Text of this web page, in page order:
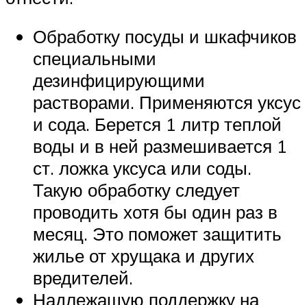
Обработку посуды и шкафчиков
специальными
дезинфицирующими
растворами. Применяются уксус
и сода. Берется 1 литр теплой
воды и в ней размешивается 1
ст. ложка уксуса или соды.
Такую обработку следует
проводить хотя бы один раз в
месяц. Это поможет защитить
жилье от хрущака и других
вредителей.
Надлежащую поддержку на